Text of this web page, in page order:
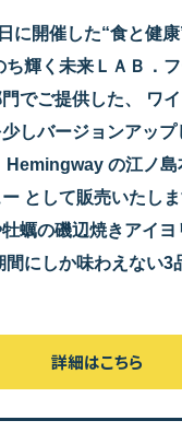
に開催した“食と健
ち輝く未来ＬＡＢ．
でご提供した、 ワ
しバージョンアップ
Hemingway の江ノ
として販売いたし
蠣の磯辺焼きアイ
間にしか味わえない3
詳細はこちら